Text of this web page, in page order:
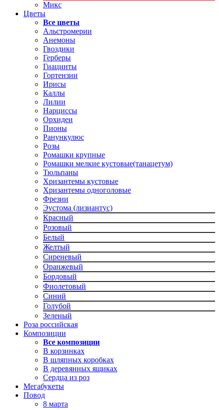
Микс
Цветы
Все цветы
Альстромерии
Анемоны
Гвоздики
Герберы
Гиацинты
Гортензии
Ирисы
Каллы
Лилии
Нарциссы
Орхидеи
Пионы
Ранункулюс
Розы
Ромашки крупные
Ромашки мелкие кустовые(танацетум)
Тюльпаны
Хризантемы кустовые
Хризантемы одноголовые
Фрезии
Эустома (лизиантус)
Красный
Розовый
Белый
Желтый
Сиреневый
Оранжевый
Бордовый
Фиолетовый
Синий
Голубой
Зеленый
Роза российская
Композиции
Все композиции
В корзинках
В шляпных коробках
В деревянных ящиках
Сердца из роз
Мегабукеты
Повод
8 марта